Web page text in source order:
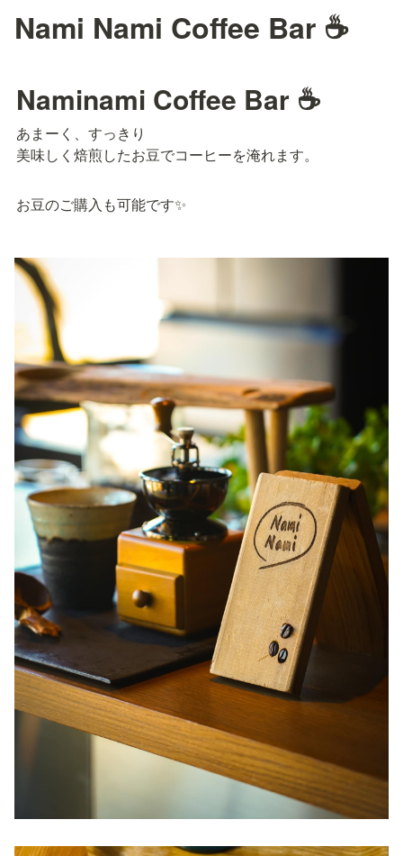
Nami Nami Coffee Bar ☕
Naminami Coffee Bar ☕
あまーく、すっきり
美味しく焙煎したお豆でコーヒーを淹れます。
お豆のご購入も可能です✨️